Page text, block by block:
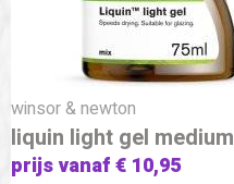
winsor & newton
liquin light gel medium
prijs vanaf € 10,95